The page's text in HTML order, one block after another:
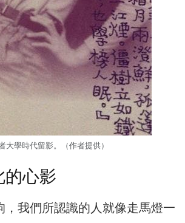
大學時代留影。（作者提供）
的心影
，我們所認識的人就像走馬燈一